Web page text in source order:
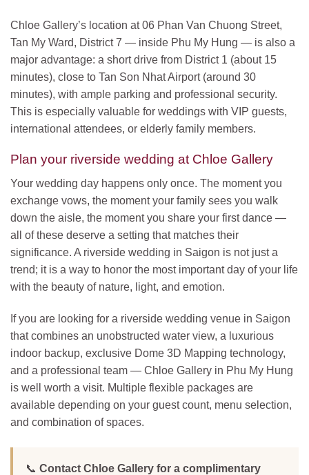
Chloe Gallery’s location at 06 Phan Van Chuong Street,
Tan My Ward, District 7 — inside Phu My Hung — is also a
major advantage: a short drive from District 1 (about 15
minutes), close to Tan Son Nhat Airport (around 30
minutes), with ample parking and professional security.
This is especially valuable for weddings with VIP guests,
international attendees, or elderly family members.
Plan your riverside wedding at Chloe Gallery
Your wedding day happens only once. The moment you
exchange vows, the moment your family sees you walk
down the aisle, the moment you share your first dance —
all of these deserve a setting that matches their
significance. A riverside wedding in Saigon is not just a
trend; it is a way to honor the most important day of your life
with the beauty of nature, light, and emotion.
If you are looking for a riverside wedding venue in Saigon
that combines an unobstructed water view, a luxurious
indoor backup, exclusive Dome 3D Mapping technology,
and a professional team — Chloe Gallery in Phu My Hung
is well worth a visit. Multiple flexible packages are
available depending on your guest count, menu selection,
and combination of spaces.
📞 Contact Chloe Gallery for a complimentary